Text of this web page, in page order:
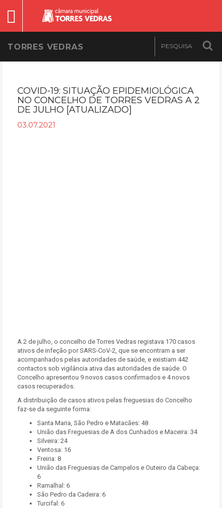
TORRES VEDRAS
COVID-19: SITUAÇÃO EPIDEMIOLÓGICA
NO CONCELHO DE TORRES VEDRAS A 2
DE JULHO [ATUALIZADO]
03.07.2021
A 2 de julho, o concelho de Torres Vedras registava 170 casos
ativos de infeção por SARS-CoV-2, que se encontram a ser
acompanhados pelas autoridades de saúde, e existiam 442
contactos sob vigilância ativa das autoridades de saúde. O
Concelho apresentou 9 novos casos confirmados e 4 novos
casos recuperados.
A distribuição de casos ativos pelas freguesias do Concelho
faz-se da seguinte forma:
Santa Maria, São Pedro e Matacães: 48
União das Freguesias de A dos Cunhados e Maceira: 34
Silveira: 24
Ventosa: 16
Freiria: 8
União das Freguesias de Campelos e Outeiro da Cabeça:
6
Ramalhal: 6
São Pedro da Cadeira: 6
Turcifal: 6